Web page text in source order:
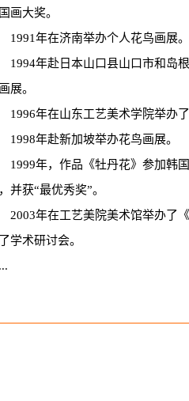
画大奖。
年在济南举办个人花鸟画展。
年赴日本山口县山口市和岛根
展。
年在山东工艺美术学院举办了
年赴新加坡举办花鸟画展。
年，作品《牡丹花》参加韩国
并获“最优秀奖”。
年在工艺美院美术馆举办了《
学术研讨会。